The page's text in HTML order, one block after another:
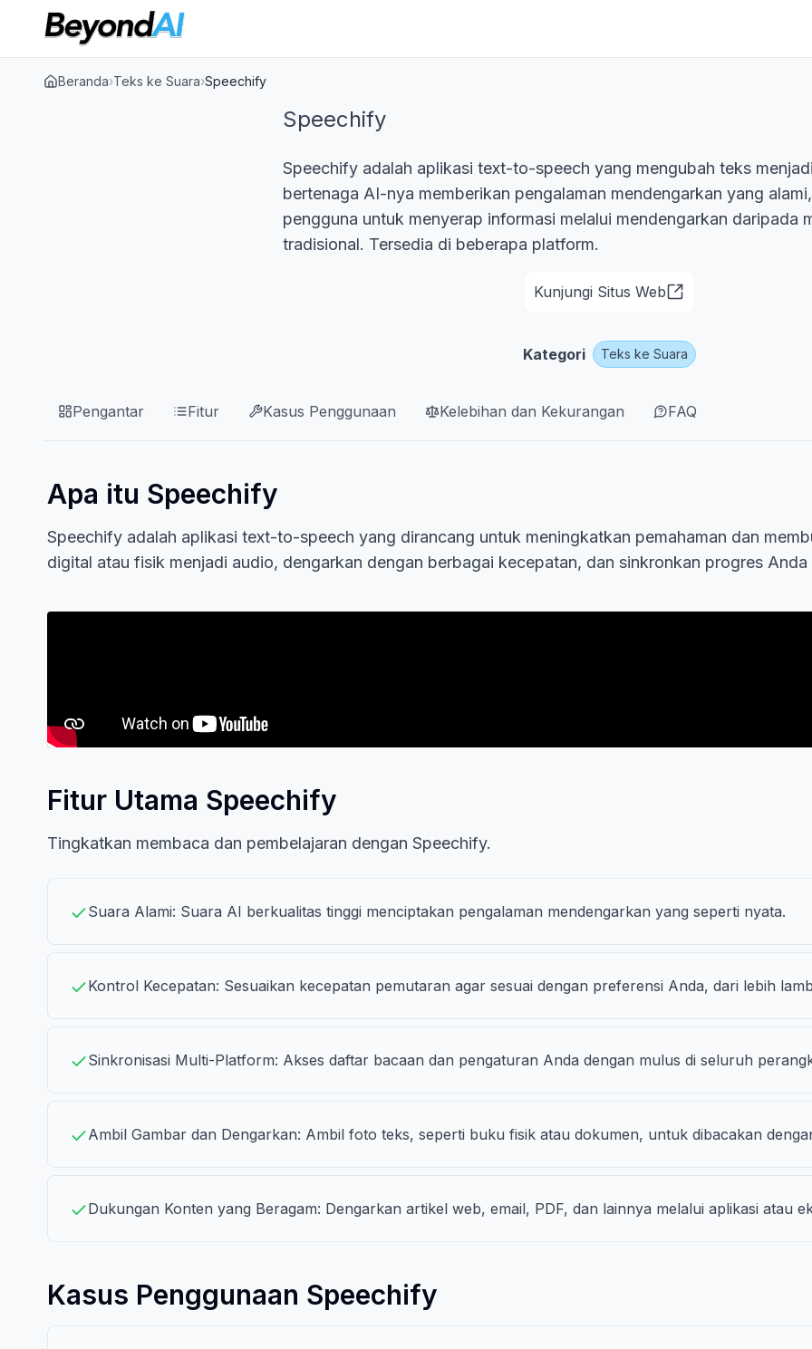
Beranda›Teks ke Suara›Speechify
Speechify
Speechify adalah aplikasi text-to-speech yang mengubah teks
bertenaga AI-nya memberikan pengalaman mendengarkan yang
pengguna untuk menyerap informasi melalui mendengarkan daripada
tradisional. Tersedia di beberapa platform.
Kunjungi Situs Web
Kategori Teks ke Suara
Pengantar Fitur Kasus Penggunaan Kelebihan dan Kekurangan FAQ
Apa itu Speechify
Speechify adalah aplikasi text-to-speech yang dirancang untuk meningkatkan pemahaman dan
digital atau fisik menjadi audio, dengarkan dengan berbagai kecepatan, dan sinkronkan progres Anda
Fitur Utama Speechify
Tingkatkan membaca dan pembelajaran dengan Speechify.
Suara Alami: Suara AI berkualitas tinggi menciptakan pengalaman mendengarkan yang seperti nyata.
Kontrol Kecepatan: Sesuaikan kecepatan pemutaran agar sesuai dengan preferensi Anda, dari lebih
Sinkronisasi Multi-Platform: Akses daftar bacaan dan pengaturan Anda dengan mulus di seluruh
Ambil Gambar dan Dengarkan: Ambil foto teks, seperti buku fisik atau dokumen, untuk dibacakan
Dukungan Konten yang Beragam: Dengarkan artikel web, email, PDF, dan lainnya melalui aplikasi atau
Kasus Penggunaan Speechify